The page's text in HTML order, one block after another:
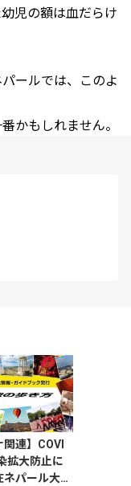
児の額は血だらけ
ールでは、このよ
かもしれません。
関連】COVI
拡大防止に
ネパール大使